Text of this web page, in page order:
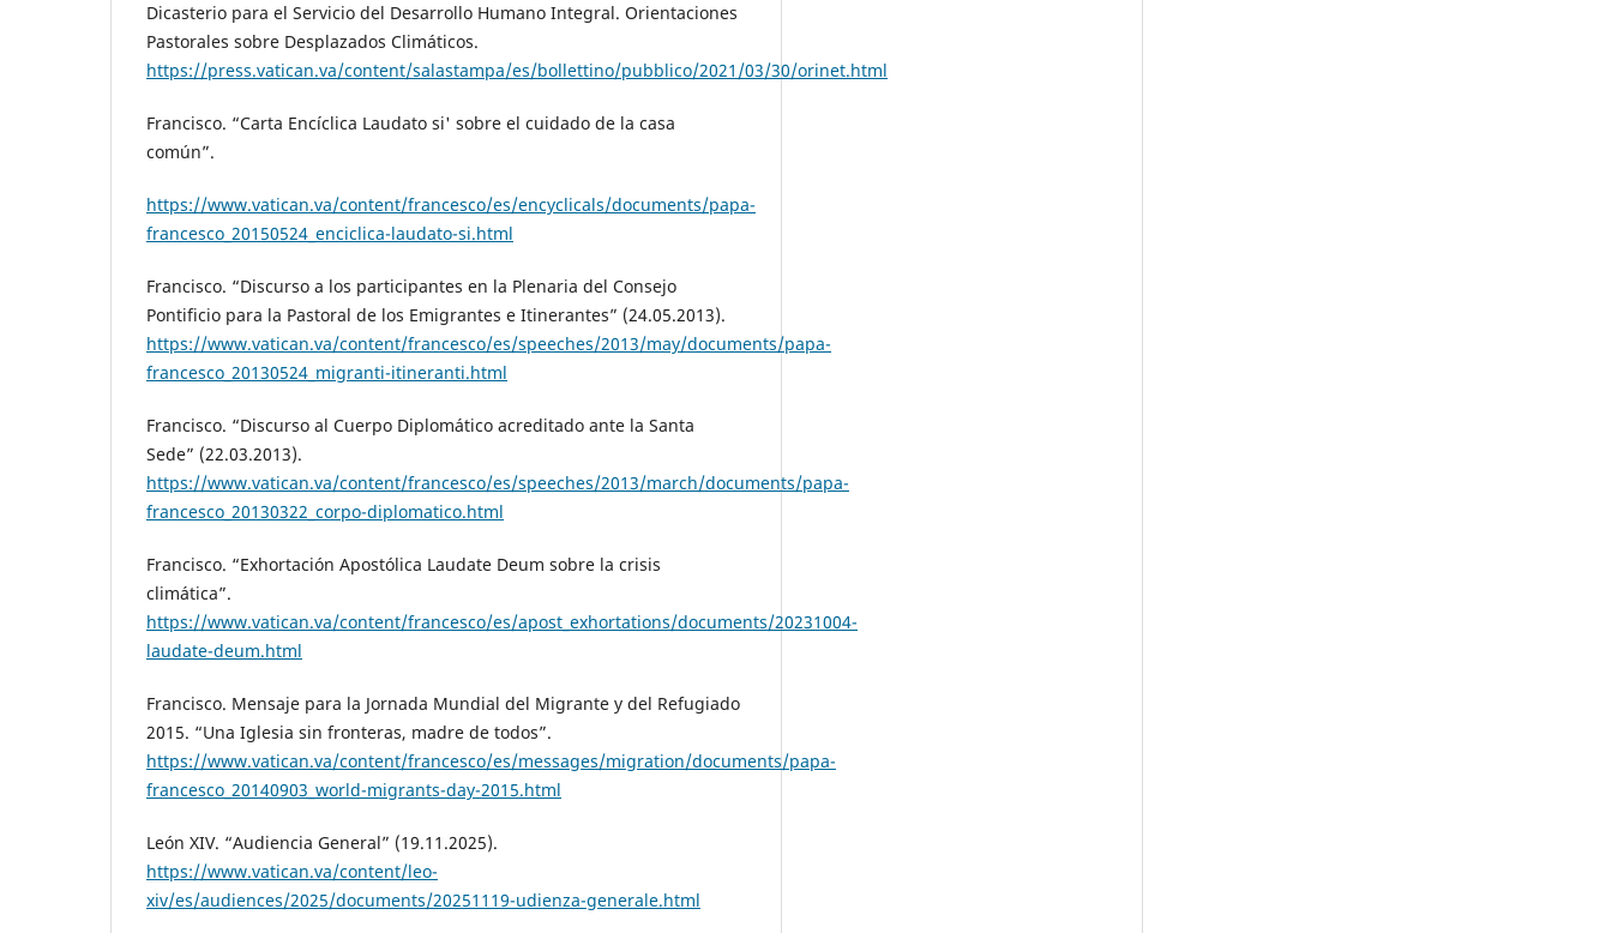
Dicasterio para el Servicio del Desarrollo Humano Integral. Orientaciones
Pastorales sobre Desplazados Climáticos.
https://press.vatican.va/content/salastampa/es/bollettino/pubblico/2021/03/30/orinet.html
Francisco. “Carta Encíclica Laudato si' sobre el cuidado de la casa
común”.
https://www.vatican.va/content/francesco/es/encyclicals/documents/papa-
francesco_20150524_enciclica-laudato-si.html
Francisco. “Discurso a los participantes en la Plenaria del Consejo
Pontificio para la Pastoral de los Emigrantes e Itinerantes” (24.05.2013).
https://www.vatican.va/content/francesco/es/speeches/2013/may/documents/papa-
francesco_20130524_migranti-itineranti.html
Francisco. “Discurso al Cuerpo Diplomático acreditado ante la Santa
Sede” (22.03.2013).
https://www.vatican.va/content/francesco/es/speeches/2013/march/documents/papa-
francesco_20130322_corpo-diplomatico.html
Francisco. “Exhortación Apostólica Laudate Deum sobre la crisis
climática”.
https://www.vatican.va/content/francesco/es/apost_exhortations/documents/20231004-
laudate-deum.html
Francisco. Mensaje para la Jornada Mundial del Migrante y del Refugiado
2015. “Una Iglesia sin fronteras, madre de todos”.
https://www.vatican.va/content/francesco/es/messages/migration/documents/papa-
francesco_20140903_world-migrants-day-2015.html
León XIV. “Audiencia General” (19.11.2025).
https://www.vatican.va/content/leo-
xiv/es/audiences/2025/documents/20251119-udienza-generale.html